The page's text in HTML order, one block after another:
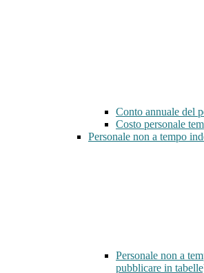
Conto annuale del
Costo personale
Personale non a tempo
Personale non a
pubblicare in